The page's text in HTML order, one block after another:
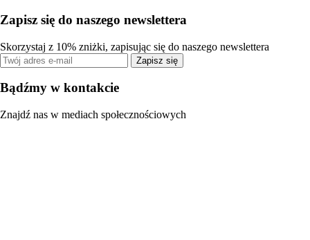
Zapisz się do naszego newslettera
Skorzystaj z 10% zniżki, zapisując się do naszego newslettera
Zapisz się
Bądźmy w kontakcie
Znajdź nas w mediach społecznościowych